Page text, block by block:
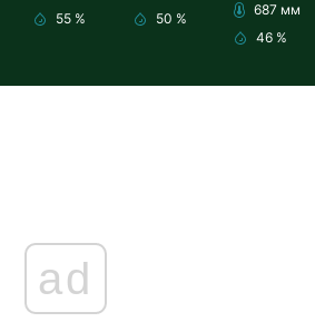
55 %
50 %
687 мм
46 %
ad